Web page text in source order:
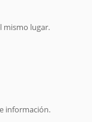
mismo lugar.
información.